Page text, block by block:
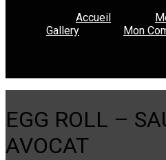
Accueil
Gallery
Mon
EGG ROLL –
AVOCAT